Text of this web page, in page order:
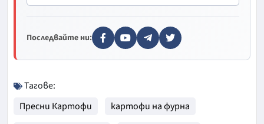
Последвайте ни:
Тагове:
Пресни Картофи
картофи на фурна